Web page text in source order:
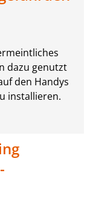
dazu genutzt
den Handys
installieren.